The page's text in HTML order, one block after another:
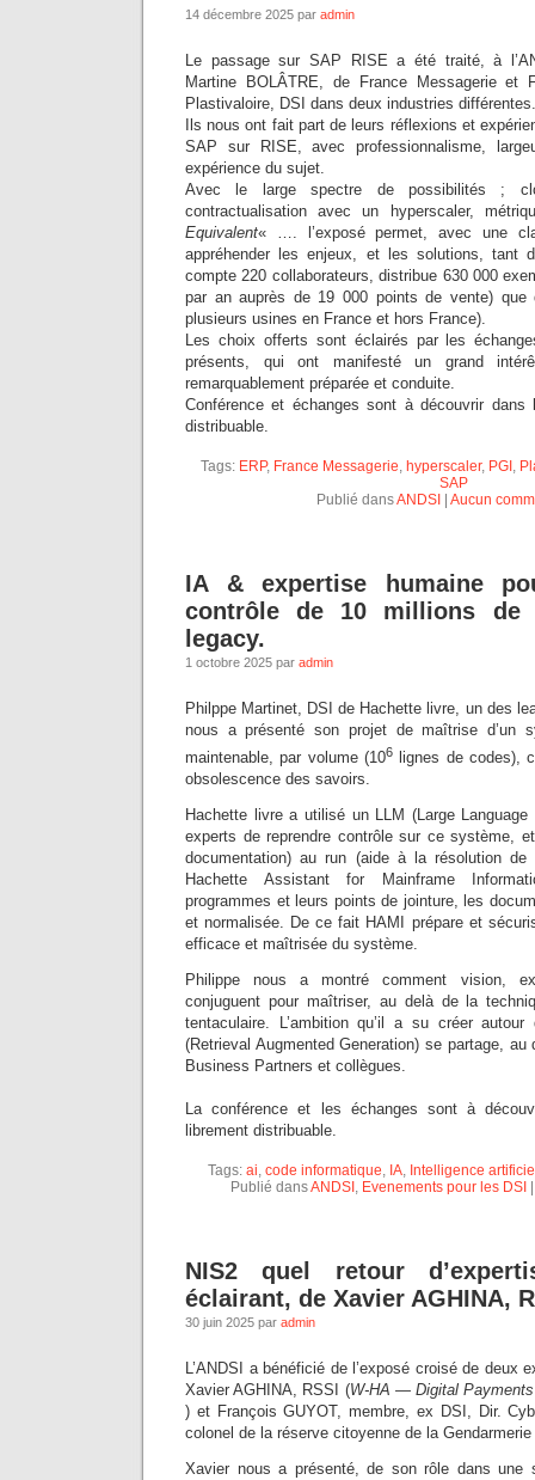
14 décembre 2025 par admin
Le passage sur SAP RISE a été traité, à
Martine BOLÂTRE, de France Messagerie et
Plastivaloire, DSI dans deux industries différentes.
Ils nous ont fait part de leurs réflexions et
SAP sur RISE, avec professionnalisme,
expérience du sujet.
Avec le large spectre de possibilités ;
contractualisation avec un hyperscaler,
Equivalent« …. l’exposé permet, avec une
appréhender les enjeux, et les solutions, tant
compte 220 collaborateurs, distribue 630 000
par an auprès de 19 000 points de vente) que
plusieurs usines en France et hors France).
Les choix offerts sont éclairés par les
présents, qui ont manifesté un grand
remarquablement préparée et conduite.
Conférence et échanges sont à découvrir
distribuable.
Tags: ERP, France Messagerie, hyperscaler, PGI ,
SAP
Publié dansANDSI Aucun
IA & expertise humaine
contrôle de 10 millions de
legacy.
1 octobre 2025 par admin
Philppe Martinet, DSI de Hachette livre, un des
nous a présenté son projet de maîtrise d’un
maintenable, par volume (106lignes de codes),
obsolescence des savoirs.
Hachette livre a utilisé un LLM (Large
experts de reprendre contrôle sur ce système,
documentation) au run (aide à la résolution de
Hachette Assistant for Mainframe
programmes et leurs points de jointure, les
et normalisée. De ce fait HAMI prépare et
efficace et maîtrisée du système.
Philippe nous a montré comment vision,
conjuguent pour maîtriser, au delà de la
tentaculaire. L’ambition qu’il a su créer
(Retrieval Augmented Generation) se partage,
Business Partners et collègues.
La conférence et les échanges sont à
librement distribuable.
Tags: ai, code informatique, IA, Intelligence
Publié dansANDSI , Evenements pour les DSI
NIS2 quel retour
éclairant, de Xavier AGHINA,
30 juin 2025 par admin
L’ANDSI a bénéficié de l’exposé croisé de deux
Xavier AGHINA, RSSI (W-HA — Digital
) et François GUYOT, membre, ex DSI, Dir.
colonel de la réserve citoyenne de la
Xavier nous a présenté, de son rôle dans une